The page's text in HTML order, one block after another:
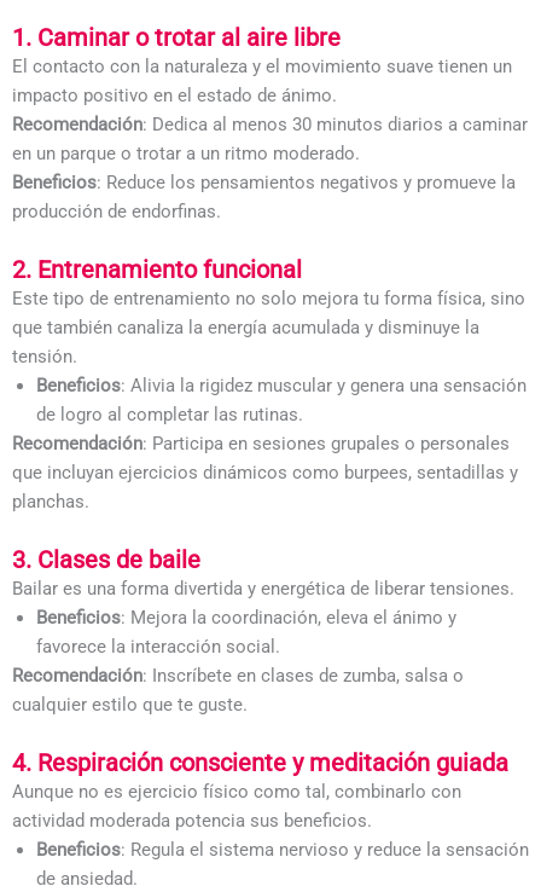
1. Caminar o trotar al aire libre
El contacto con la naturaleza y el movimiento suave tienen un
impacto positivo en el estado de ánimo.
Recomendación: Dedica al menos 30 minutos diarios a caminar
en un parque o trotar a un ritmo moderado.
Beneficios: Reduce los pensamientos negativos y promueve la
producción de endorfinas.
2. Entrenamiento funcional
Este tipo de entrenamiento no solo mejora tu forma física, sino
que también canaliza la energía acumulada y disminuye la
tensión.
Beneficios: Alivia la rigidez muscular y genera una sensación
de logro al completar las rutinas.
Recomendación: Participa en sesiones grupales o personales
que incluyan ejercicios dinámicos como burpees, sentadillas y
planchas.
3. Clases de baile
Bailar es una forma divertida y energética de liberar tensiones.
Beneficios: Mejora la coordinación, eleva el ánimo y
favorece la interacción social.
Recomendación: Inscríbete en clases de zumba, salsa o
cualquier estilo que te guste.
4. Respiración consciente y meditación guiada
Aunque no es ejercicio físico como tal, combinarlo con
actividad moderada potencia sus beneficios.
Beneficios: Regula el sistema nervioso y reduce la sensación
de ansiedad.